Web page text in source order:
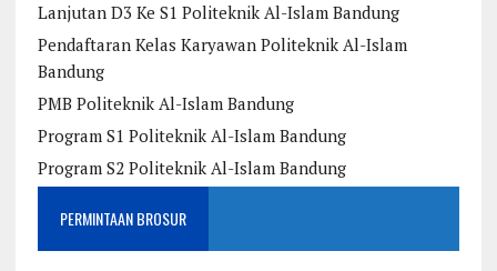
Lanjutan D3 Ke S1 Politeknik Al-Islam Bandung
Pendaftaran Kelas Karyawan Politeknik Al-Islam
Bandung
PMB Politeknik Al-Islam Bandung
Program S1 Politeknik Al-Islam Bandung
Program S2 Politeknik Al-Islam Bandung
PERMINTAAN BROSUR